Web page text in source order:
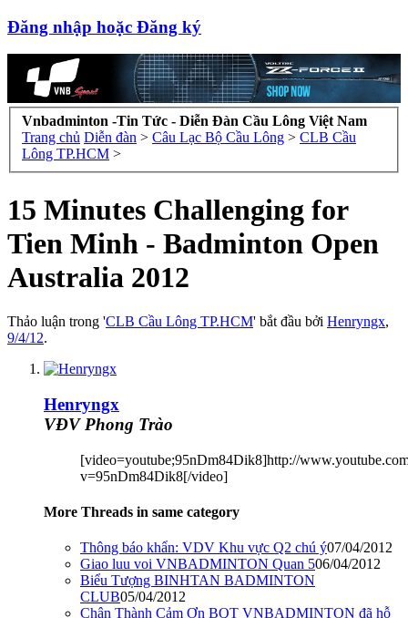
Đăng nhập hoặc Đăng ký
Vnbadminton -Tin Tức - Diễn Đàn Cầu Lông Việt Nam
Trang chủ Diễn đàn > Câu Lạc Bộ Cầu Lông > CLB Cầu
Lông TP.HCM >
15 Minutes Challenging for
Tien Minh - Badminton Open
Australia 2012
Thảo luận trong 'CLB Cầu Lông TP.HCM' bắt đầu bởi Henryngx,
9/4/12.
Henryngx
VĐV Phong Trào
[video=youtube;95nDm84Dik8]http://
v=95nDm84Dik8[/video]
More Threads in same category
Thông báo khẩn: VDV Khu vực Q2 chú ý07/04/2012
Giao luu voi VNBADMINTON Quan 506/04/2012
Biểu Tượng BINHTAN BADMINTON
CLUB05/04/2012
Chân Thành Cảm Ơn BQT VNBADMINTON đã hỗ